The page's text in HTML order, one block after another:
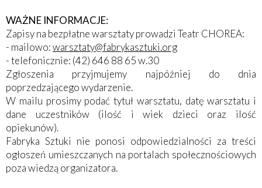
WAŻNE INFORMACJE:
Zapisy na bezpłatne warsztaty prowadzi Teatr CHOREA:
- mailowo:warsztaty@fabrykasztuki.org
- telefonicznie: (42) 646 88 65 w.30
Zgłoszenia przyjmujemy najpóźniej do dnia
poprzedzającego wydarzenie.
W mailu prosimy podać tytuł warsztatu, datę warsztatu i
dane uczestników (ilość i wiek dzieci oraz ilość
opiekunów).
Fabryka Sztuki nie ponosi odpowiedzialności za treści
ogłoszeń umieszczanych na portalach społecznościowych
poza wiedzą organizatora.